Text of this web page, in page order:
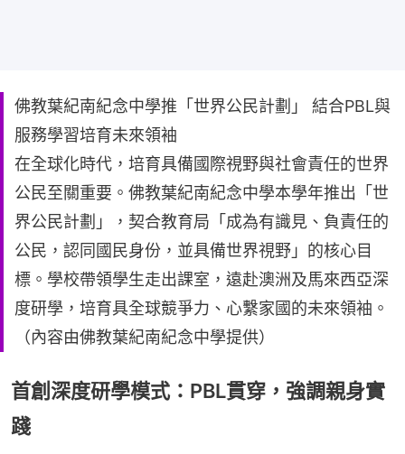
佛教葉紀南紀念中學推「世界公民計劃」 結合PBL與
服務學習培育未來領袖
在全球化時代，培育具備國際視野與社會責任的世界
公民至關重要。佛教葉紀南紀念中學本學年推出「世
界公民計劃」，契合教育局「成為有識見、負責任的
公民，認同國民身份，並具備世界視野」的核心目
標。學校帶領學生走出課室，遠赴澳洲及馬來西亞深
度研學，培育具全球競爭力、心繫家國的未來領袖。
（內容由佛教葉紀南紀念中學提供）
首創深度研學模式：PBL貫穿，強調親身實
踐